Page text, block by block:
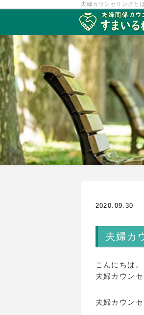
夫婦カウンセリングと
2020.09.30
夫婦カ
こんにちは。
夫婦カウン
夫婦カウン